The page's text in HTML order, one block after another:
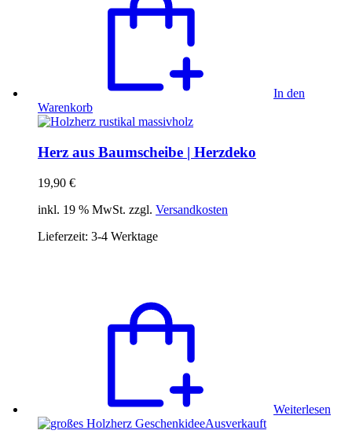
In den
Warenkorb
Herz aus Baumscheibe | Herzdeko
19,90 €
inkl. 19 % MwSt. zzgl. Versandkosten
Lieferzeit: 3-4 Werktage
Weiterlesen
Ausverkauft